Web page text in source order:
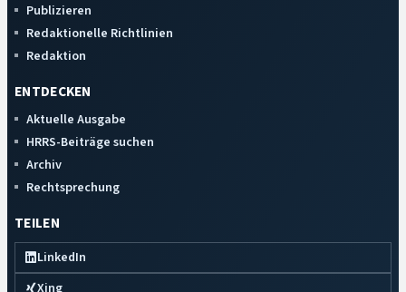
Publizieren
Redaktionelle Richtlinien
Redaktion
ENTDECKEN
Aktuelle Ausgabe
HRRS-Beiträge suchen
Archiv
Rechtsprechung
TEILEN
LinkedIn
Xing